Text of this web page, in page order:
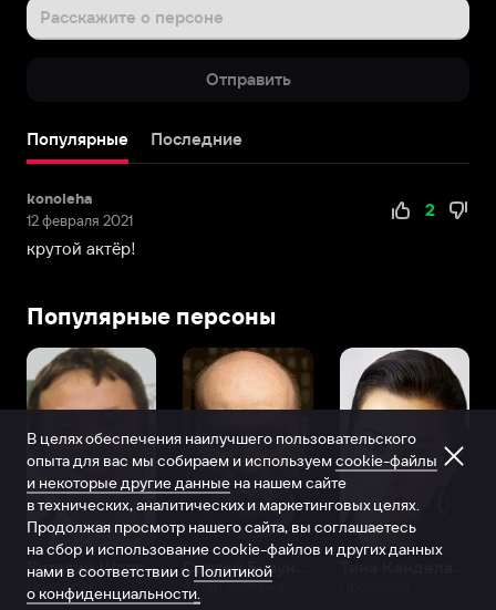
детства
обожал
сидел
в
кроме
того
он
обучался
языкам
и
любил
однако
школе
Орландо
отставал
в
связи
Расскажите о персоне
Отправить
Популярные Последние
konoleha
12 февраля 2021
2
крутой актёр!
Популярные персоны
Виталий Шляппо
Продюсер Актёр дубляжа
В целях обеспечения наилучшего пользовательского
опыта для вас мы собираем и используем cookie-файлы
и некоторые другие данные на нашем сайте
в технических, аналитических и маркетинговых целях.
Продолжая просмотр нашего сайта, вы соглашаетесь
на сбор и использование cookie-файлов и других данных
нами в соответствии с Политикой
о конфиденциальности.